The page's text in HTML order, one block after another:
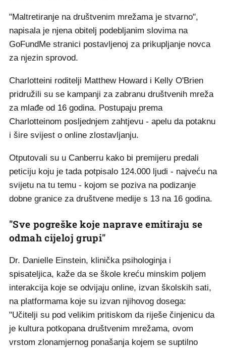
"Maltretiranje na društvenim mrežama je stvarno",
napisala je njena obitelj podebljanim slovima na
GoFundMe stranici postavljenoj za prikupljanje novca
za njezin sprovod.
Charlotteini roditelji Matthew Howard i Kelly O'Brien
pridružili su se kampanji za zabranu društvenih mreža
za mlađe od 16 godina. Postupaju prema
Charlotteinom posljednjem zahtjevu - apelu da potaknu
i šire svijest o online zlostavljanju.
Otputovali su u Canberru kako bi premijeru predali
peticiju koju je tada potpisalo 124.000 ljudi - najveću na
svijetu na tu temu - kojom se poziva na podizanje
dobne granice za društvene medije s 13 na 16 godina.
"Sve pogreške koje naprave emitiraju se
odmah cijeloj grupi"
Dr. Danielle Einstein, klinička psihologinja i
spisateljica, kaže da se škole kreću minskim poljem
interakcija koje se odvijaju online, izvan školskih sati,
na platformama koje su izvan njihovog dosega:
"Učitelji su pod velikim pritiskom da riješe činjenicu da
je kultura potkopana društvenim mrežama, ovom
vrstom zlonamjernog ponašanja kojem se suptilno